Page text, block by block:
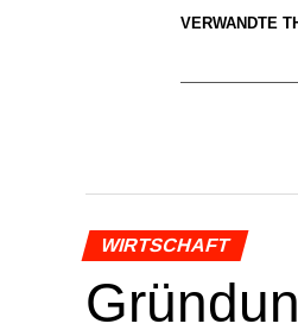
VERWANDTE
WIRTSCHAFT